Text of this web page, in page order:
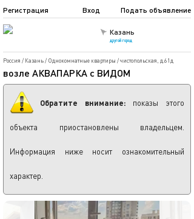
Казань
другой город
Подать объявление
Регистрация Вход
Россия / Казань/ Однокомнатные квартиры /чистопольская, д.61д
возле АКВАПАРКА с ВИДОМ
Обратите внимание: показы этого
объекта приостановлены владельцем.
Информация ниже носит ознакомительный
характер.